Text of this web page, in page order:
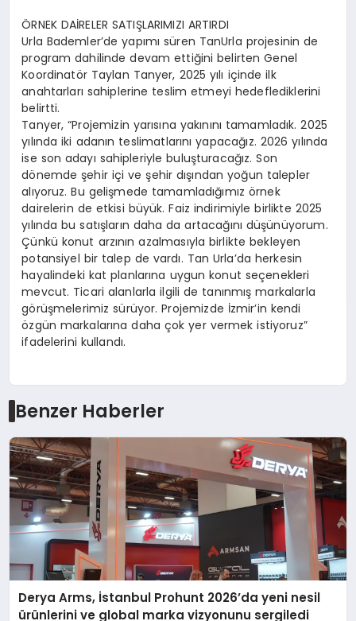
ÖRNEK DAİRELER SATIŞLARIMIZI ARTIRDI
Urla Bademler’de yapımı süren TanUrla projesinin de
program dahilinde devam ettiğini belirten Genel
Koordinatör Taylan Tanyer, 2025 yılı içinde ilk
anahtarları sahiplerine teslim etmeyi hedeflediklerini
belirtti.
Tanyer, “Projemizin yarısına yakınını tamamladık. 2025
yılında iki adanın teslimatlarını yapacağız. 2026 yılında
ise son adayı sahipleriyle buluşturacağız. Son
dönemde şehir içi ve şehir dışından yoğun talepler
alıyoruz. Bu gelişmede tamamladığımız örnek
dairelerin de etkisi büyük. Faiz indirimiyle birlikte 2025
yılında bu satışların daha da artacağını düşünüyorum.
Çünkü konut arzının azalmasıyla birlikte bekleyen
potansiyel bir talep de vardı. Tan Urla’da herkesin
hayalindeki kat planlarına uygun konut seçenekleri
mevcut. Ticari alanlarla ilgili de tanınmış markalarla
görüşmelerimiz sürüyor. Projemizde İzmir’in kendi
özgün markalarına daha çok yer vermek istiyoruz”
ifadelerini kullandı.
Benzer Haberler
Derya Arms, İstanbul Prohunt 2026’da yeni nesil
ürünlerini ve global marka vizyonunu sergiledi